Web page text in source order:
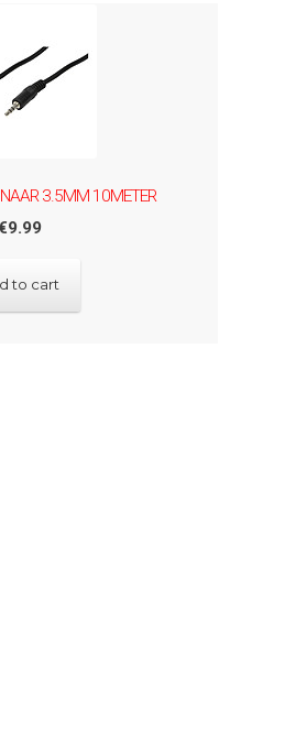
3.5MM 10METER
9.99
to cart